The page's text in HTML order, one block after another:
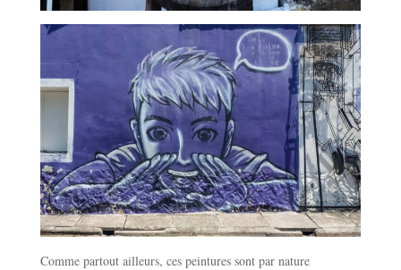
Comme partout ailleurs, ces peintures sont par nature